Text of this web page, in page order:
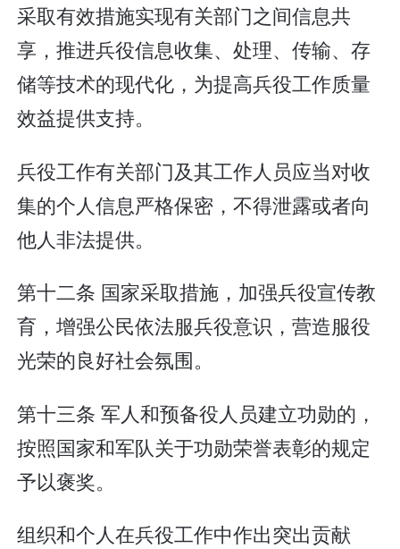
采取有效措施实现有关部门之间信息共
享，推进兵役信息收集、处理、传输、存
储等技术的现代化，为提高兵役工作质量
效益提供支持。
兵役工作有关部门及其工作人员应当对收
集的个人信息严格保密，不得泄露或者向
他人非法提供。
第十二条 国家采取措施，加强兵役宣传教
育，增强公民依法服兵役意识，营造服役
光荣的良好社会氛围。
第十三条 军人和预备役人员建立功勋的，
按照国家和军队关于功勋荣誉表彰的规定
予以褒奖。
组织和个人在兵役工作中作出突出贡献